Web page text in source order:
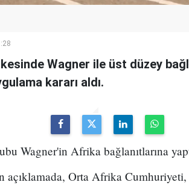
Wagner ile üst düzey
kararı aldı.
Wagner'in Afrika bağlanıtlarına
açıklamada, Orta Afrika